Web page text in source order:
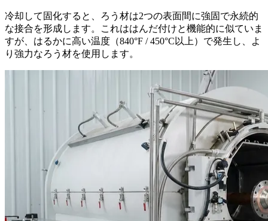
冷却して固化すると、ろう材は2つの表面間に強固で永続的
な接合を形成します。これははんだ付けと機能的に似ていま
すが、はるかに高い温度（840°F / 450°C以上）で発生し、よ
り強力なろう材を使用します。